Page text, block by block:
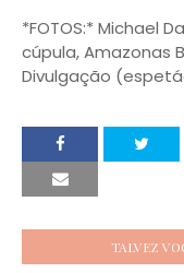
*FOTOS:* Michael
cúpula, Amazonas
Divulgação
TALVEZ